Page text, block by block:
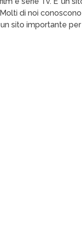
di noi
sito importante per